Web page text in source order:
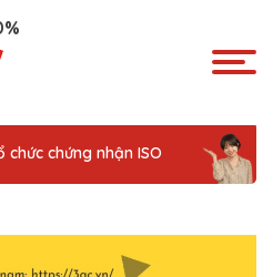
chức chứng nhận ISO